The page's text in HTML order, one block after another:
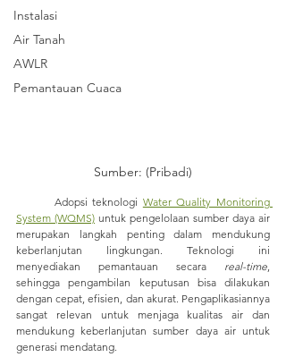
Instalasi
Air Tanah
AWLR
Pemantauan Cuaca
Sumber: (Pribadi)
	Adopsi teknologi
Water Quality Monitoring
System (WQMS) untuk pengelolaan sumber daya air
merupakan langkah penting dalam mendukung
keberlanjutan lingkungan. Teknologi ini
menyediakan pemantauan secara real-time,
sehingga pengambilan keputusan bisa dilakukan
dengan cepat, efisien, dan akurat. Pengaplikasiannya
sangat relevan untuk menjaga kualitas air dan
mendukung keberlanjutan sumber daya air untuk
generasi mendatang.